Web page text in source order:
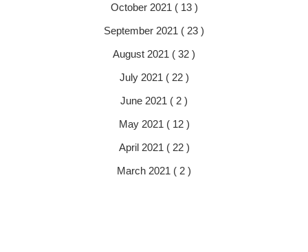
October 2021 ( 13 )
September 2021 ( 23 )
August 2021 ( 32 )
July 2021 ( 22 )
June 2021 ( 2 )
May 2021 ( 12 )
April 2021 ( 22 )
March 2021 ( 2 )